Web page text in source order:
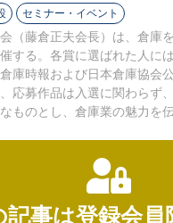
セミナー・イベント
（藤倉正夫会長）は、倉庫
する。各賞に選ばれた人に
庫時報および日本倉庫協会
応募作品は入選に関わらず
ものとし、倉庫業の魅力を
記事は登録会員